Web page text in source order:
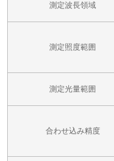
測定波長領域
測定照度範囲
測定光量範囲
合わせ込み精度